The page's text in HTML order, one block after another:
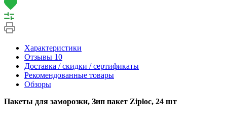
Характеристики
Отзывы 10
Доставка / скидки / сертификаты
Рекомендованные товары
Обзоры
Пакеты для заморозки, Зип пакет Ziploc, 24 шт